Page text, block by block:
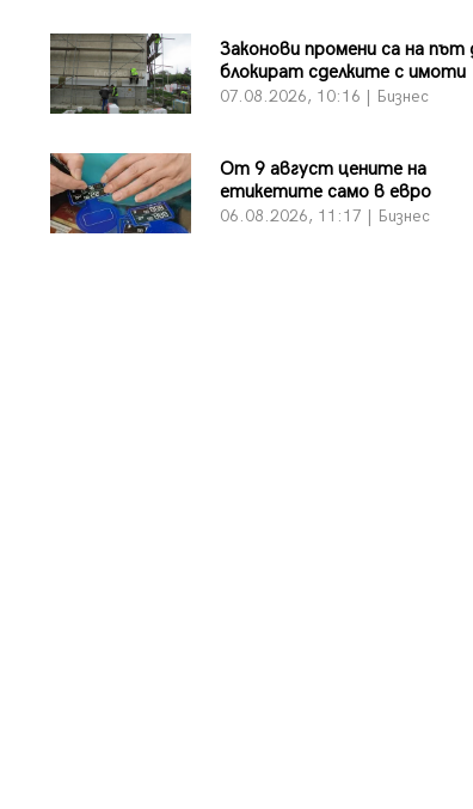
Законови промени са на път
блокират сделките с имоти
07.08.2026, 10:16 | Бизнес
От 9 август цените на
етикетите само в евро
06.08.2026, 11:17 | Бизнес